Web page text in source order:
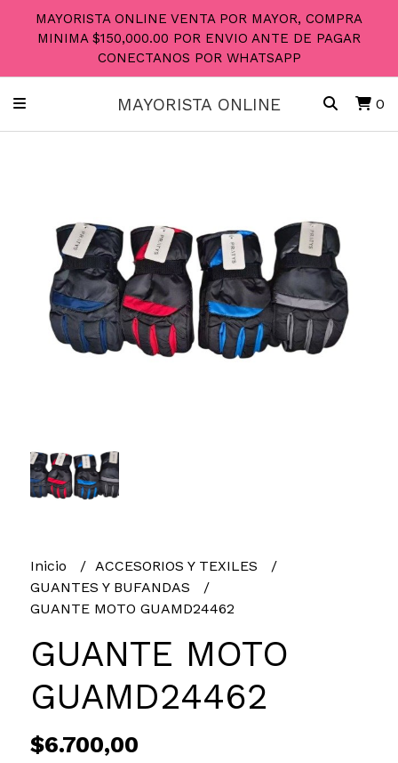
MAYORISTA ONLINE VENTA POR MAYOR, COMPRA
MINIMA $150,000.00 POR ENVIO ANTE DE PAGAR
CONECTANOS POR WHATSAPP
MAYORISTA ONLINE 0
Inicio
ACCESORIOS Y TEXILES
GUANTES Y BUFANDAS
GUANTE MOTO GUAMD24462
GUANTE MOTO
GUAMD24462
$6.700,00